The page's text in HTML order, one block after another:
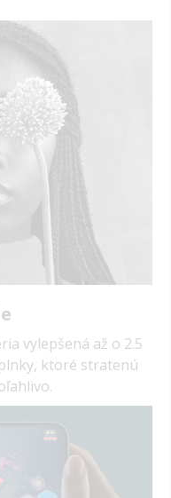
vylepšená až o 2.5
ktoré stratenú